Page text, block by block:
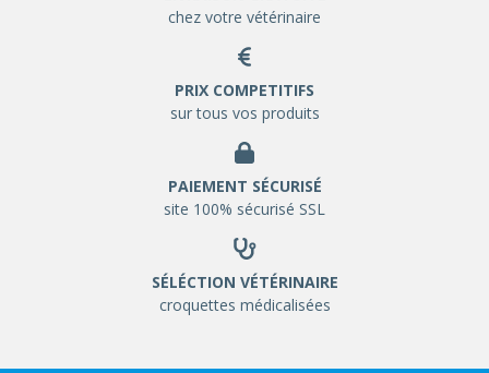
chez votre vétérinaire
PRIX COMPETITIFS
sur tous vos produits
PAIEMENT SÉCURISÉ
site 100% sécurisé SSL
SÉLÉCTION VÉTÉRINAIRE
croquettes médicalisées